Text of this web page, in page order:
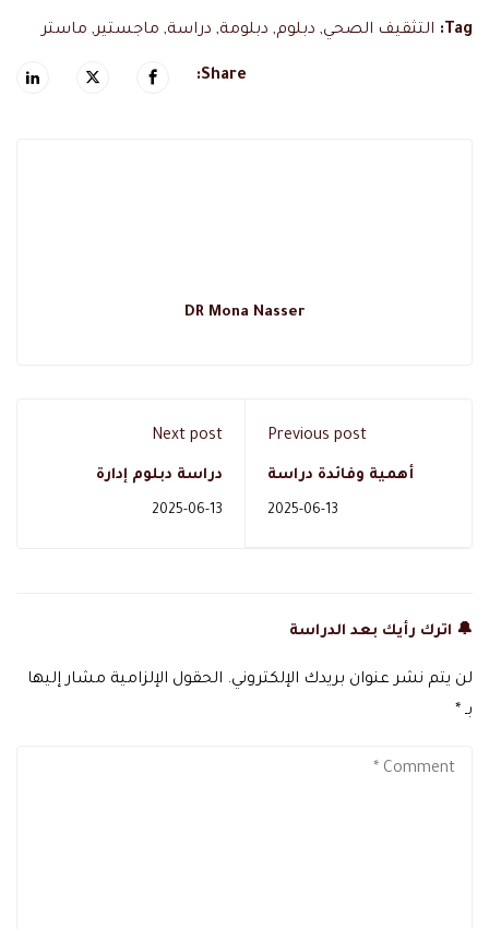
Tag: التثقيف الصحي, دبلوم, دبلومة, دراسة, ماجستير, ماستر
Share:
DR Mona Nasser
Previous post
أهمية وفائدة دراسة
التغذية العلاجية عن بعد
2025-06-13
Next post
دراسة دبلوم إدارة
الأعمال عن بعد
2025-06-13
🔔 اترك رأيك بعد الدراسة
لن يتم نشر عنوان بريدك الإلكتروني. الحقول الإلزامية مشار إليها
بـ *